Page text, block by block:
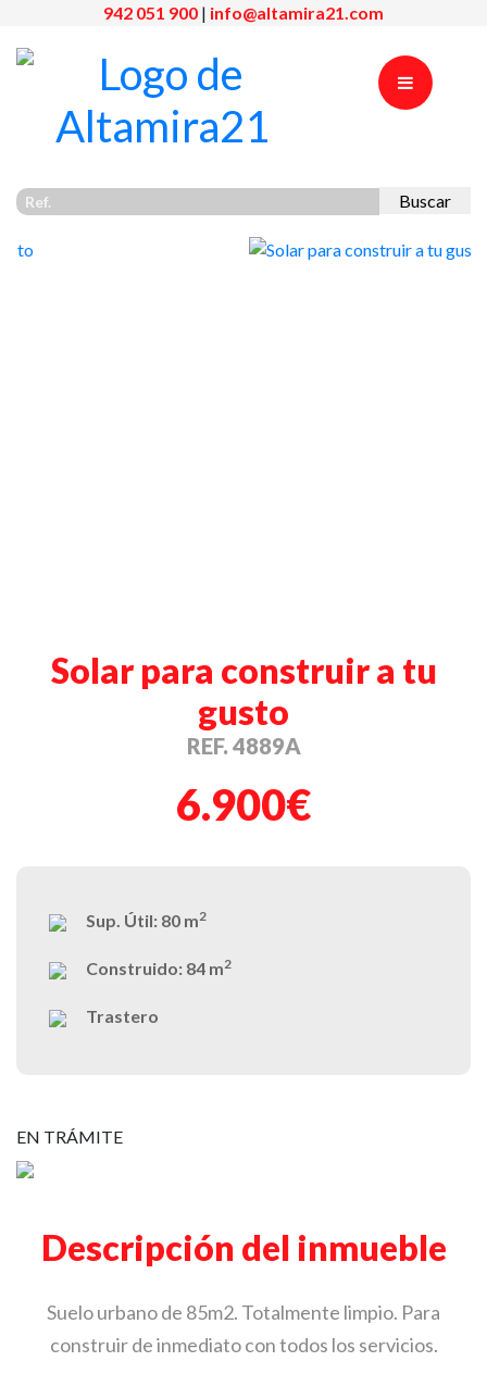
942 051 900 | info@altamira21.com
Buscar
Solar para construir a tu
gusto
REF. 4889A
6.900€
Sup. Útil: 80 m2
Construido: 84 m2
Trastero
EN TRÁMITE
Descripción del inmueble
Suelo urbano de 85m2. Totalmente limpio. Para
construir de inmediato con todos los servicios.